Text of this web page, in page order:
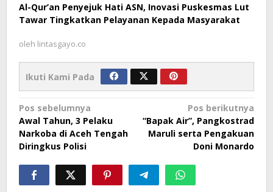
Al-Qur’an Penyejuk Hati ASN, Inovasi Puskesmas Lut
Tawar Tingkatkan Pelayanan Kepada Masyarakat
oleh lintasgayo.co
Ikuti Kami Pada
Navigasi
pos
Pos sebelumnya
Awal Tahun, 3 Pelaku
Narkoba di Aceh Tengah
Diringkus Polisi
Pos berikutnya
“Bapak Air”, Pangkostrad
Maruli serta Pengakuan
Doni Monardo